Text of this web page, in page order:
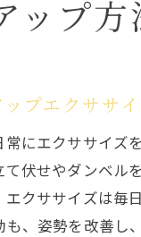
専門
モチベ
失敗
仲間
実体
ップ
プエクササ
にエクササイ
伏せやダンベ
クササイズは
、姿勢を改善